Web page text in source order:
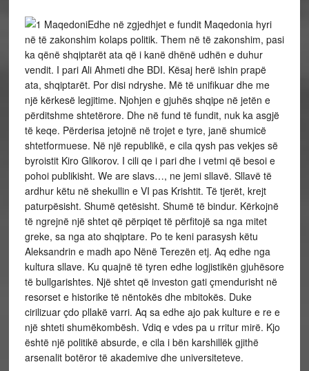
Edhe në zgjedhjet e fundit Maqedonia hyri
në të zakonshim kolaps politik. Them në të zakonshim, pasi
ka qënë shqiptarët ata që i kanë dhënë udhën e duhur
vendit. I pari Ali Ahmeti dhe BDI. Kësaj herë ishin prapë
ata, shqiptarët. Por disi ndryshe. Më të unifikuar dhe me
një kërkesë legjitime. Njohjen e gjuhës shqipe në jetën e
përditshme shtetërore. Dhe në fund të fundit, nuk ka asgjë
të keqe. Përderisa jetojnë në trojet e tyre, janë shumicë
shtetformuese. Në një republikë, e cila qysh pas vekjes së
byroistit Kiro Glikorov. I cili qe i pari dhe i vetmi që besoi e
pohoi publikisht. We are slavs…, ne jemi sllavë. Sllavë të
ardhur këtu në shekullin e VI pas Krishtit. Të tjerët, krejt
paturpësisht. Shumë qetësisht. Shumë të bindur. Kërkojnë
të ngrejnë një shtet që përpiqet të përfitojë sa nga mitet
greke, sa nga ato shqiptare. Po te keni parasysh këtu
Aleksandrin e madh apo Nënë Terezën etj. Aq edhe nga
kultura sllave. Ku quajnë të tyren edhe logjistikën gjuhësore
të bullgarishtes. Një shtet që investon gati çmendurisht në
resorset e historike të nëntokës dhe mbitokës. Duke
cirilizuar çdo pllakë varri. Aq sa edhe ajo pak kulture e re e
një shteti shumëkombësh. Vdiq e vdes pa u rritur mirë. Kjo
është një politikë absurde, e cila i bën karshillëk gjithë
arsenalit botëror të akademive dhe universiteteve.